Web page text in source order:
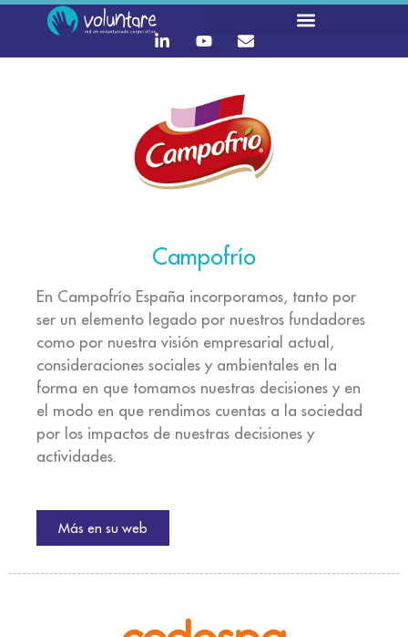
Campofrío
En Campofrío España incorporamos, tanto por
ser un elemento legado por nuestros fundadores
como por nuestra visión empresarial actual,
consideraciones sociales y ambientales en la
forma en que tomamos nuestras decisiones y en
el modo en que rendimos cuentas a la sociedad
por los impactos de nuestras decisiones y
actividades.
Más en su web